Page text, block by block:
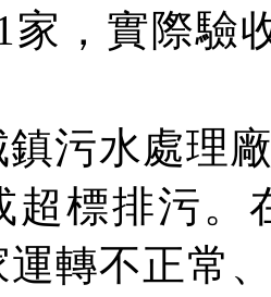
家，實際驗
水處理廠
超標排污。
運轉不正常